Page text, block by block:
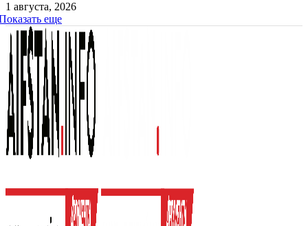
1 августа, 2026
еще